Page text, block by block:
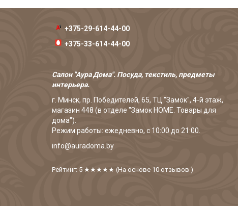
+375-29-614-44-00
+375-33-614-44-00
Салон "Аура Дома". Посуда, текстиль, предметы
интерьера.
г. Минск, пр. Победителей, 65, ТЦ "Замок", 4-й этаж,
магазин 448 (в отделе "Замок HOME. Товары для
дома").
Режим работы: ежедневно, с 10:00 до 21:00.
info@auradoma.by
Рейтинг: 5 ★★★★★ (На основе 10 отзывов )